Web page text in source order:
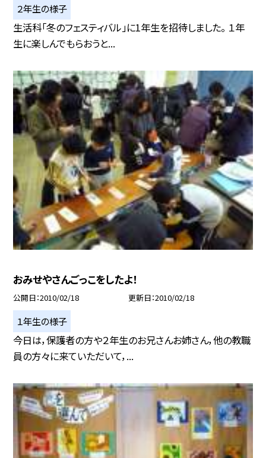
２年生の様子
生活科「冬のフェスティバル」に1年生を招待しました。 １年
生に楽しんでもらおうと...
おみせやさんごっこをしたよ！
公開日 2010/02/18 更新日 2010/02/18
１年生の様子
今日は，保護者の方や２年生のお兄さんお姉さん，他の教職
員の方々に来ていただいて，...